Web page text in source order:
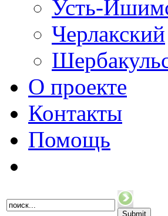
Усть-
Черлакский
О проекте
Контакты
Помощь